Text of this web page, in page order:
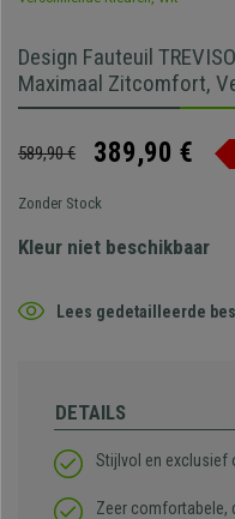
Design Fauteuil
Maximaal Zitcomfort,
589,90 € 389,90 €
Zonder Stock
Kleur niet beschikbaar
Lees gedetailleerde
DETAILS
Stijlvol en exclusief
Zeer comfortabele,